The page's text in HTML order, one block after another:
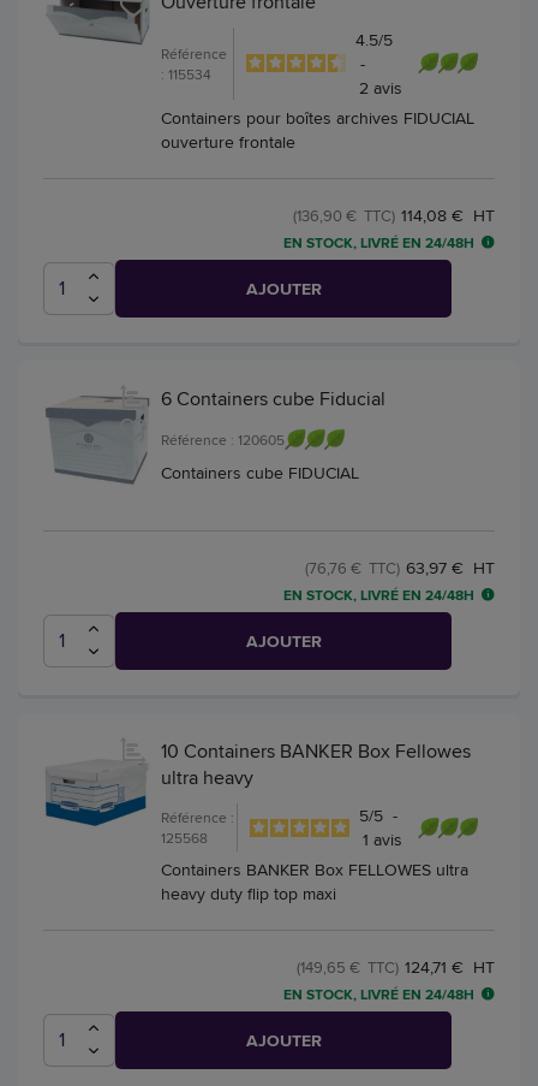
Référence
: 115534
4.5/5
-
2 avis
Containers pour boîtes archives FIDUCIAL
ouverture frontale
114,08 € HT
(136,90 € TTC)
EN STOCK, LIVRÉ EN 24/48H
AJOUTER
6 Containers cube Fiducial
Référence : 120605
Containers cube FIDUCIAL
63,97 € HT
(76,76 € TTC)
EN STOCK, LIVRÉ EN 24/48H
AJOUTER
10 Containers BANKER Box Fellowes
ultra heavy
Référence :
125568
5/5 -
1 avis
Containers BANKER Box FELLOWES ultra
heavy duty flip top maxi
124,71 € HT
(149,65 € TTC)
EN STOCK, LIVRÉ EN 24/48H
AJOUTER